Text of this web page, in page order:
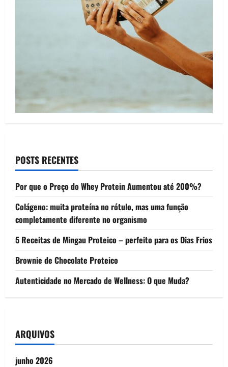
POSTS RECENTES
Por que o Preço do Whey Protein Aumentou até 200%?
Colágeno: muita proteína no rótulo, mas uma função
completamente diferente no organismo
5 Receitas de Mingau Proteico – perfeito para os Dias Frios
Brownie de Chocolate Proteico
Autenticidade no Mercado de Wellness: O que Muda?
ARQUIVOS
junho 2026